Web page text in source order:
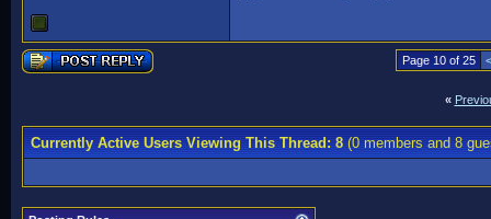
Page 10 of 25 <
«
Currently Active Users Viewing This Thread: 8(0 members and 8